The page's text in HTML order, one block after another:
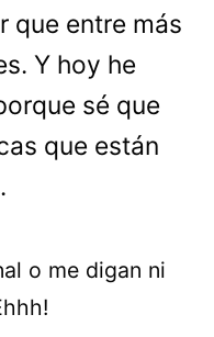
que entre más
Y hoy he
sé que
que están
o me digan ni